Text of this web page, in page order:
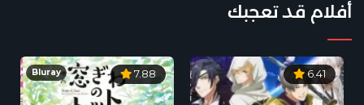
أفلام قد تعجبك
6.41
7.88
Bluray